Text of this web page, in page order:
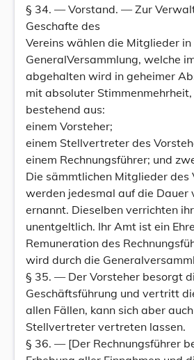
§ 34. — Vorstand. — Zur
Geschafte des
Vereins wählen die Mitglieder
GeneralVersammlung, welche
abgehalten wird in geheimer
mit absoluter
bestehend aus:
einem Vorsteher;
einem Stellvertreter des
einem Rechnungsführer; und
Die sämmtlichen Mitglieder des
werden jedesmal auf die Dauer
ernannt. Dieselben verrichten
unentgeltlich. Ihr Amt ist ein
Remuneration des
wird durch die
§ 35. — Der Vorsteher besorgt
Geschäftsführung und vertritt
allen Fällen, kann sich aber
Stellvertreter vertreten lassen.
§ 36. — [Der Rechnungsführer